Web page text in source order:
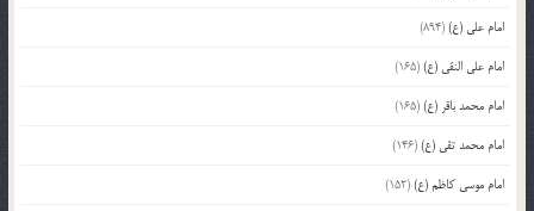
امام علی (ع)(894)
امام علی النقی (ع)(165)
امام محمد باقر (ع)(165)
امام محمد تقی (ع)(146)
امام موسی کاظم (ع)(152)